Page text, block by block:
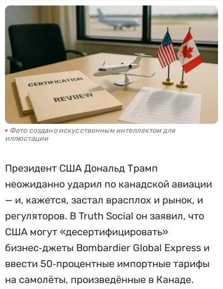
Фото создано искусственным интеллектом для
иллюстации
Президент США Дональд Трамп
неожиданно ударил по канадской авиации
— и, кажется, застал врасплох и рынок, и
регуляторов. В Truth Social он заявил, что
США могут «десертифицировать»
бизнес‑джеты Bombardier Global Express и
ввести 50‑процентные импортные тарифы
на самолёты, произведённые в Канаде.